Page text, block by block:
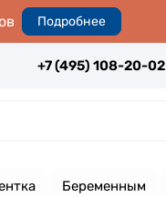
Подробнее
+7 (495) 108-20-02
Беременным